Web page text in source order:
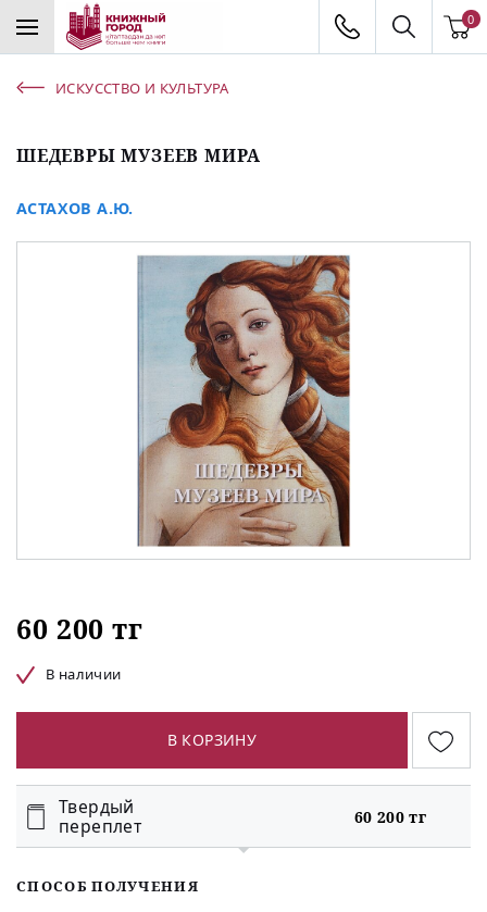
0
ИСКУССТВО И КУЛЬТУРА
ШЕДЕВРЫ МУЗЕЕВ МИРА
АСТАХОВ А.Ю.
60 200 тг
В наличии
В КОРЗИНУ
Твердый
переплет
60 200 тг
СПОСОБ ПОЛУЧЕНИЯ